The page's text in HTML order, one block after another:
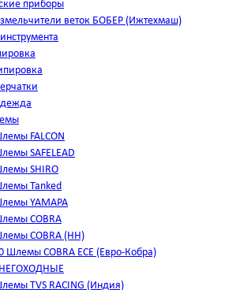
приборы
веток БОБЕР (Ижтехмаш)
FALCON
SAFELEAD
SHIRO
Tanked
YAMAPA
COBRA
COBRA (HH)
Шлемы COBRA ECE (Евро-Кобра)
TVS RACING (Индия)